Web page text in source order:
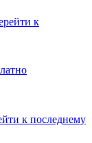
к
к последнему